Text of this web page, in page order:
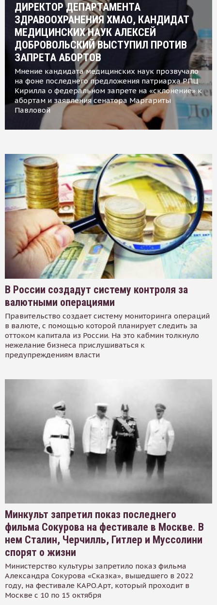
ДИРЕКТОР ДЕПАРТАМЕНТА
ЗДРАВООХРАНЕНИЯ ХМАО, КАНДИДАТ
МЕДИЦИНСКИХ НАУК АЛЕКСЕЙ
ДОБРОВОЛЬСКИЙ ВЫСТУПИЛ ПРОТИВ
ЗАПРЕТА АБОРТОВ
Мнение кандидата медицинских наук прозвучало
на фоне последнего предложения патриарха РПЦ
Кирилла о федеральном запрете на «склонение» к
абортам и заявления сенатора Маргариты
Павловой
В России создадут систему контроля за
валютными операциями
Правительство создает систему мониторинга операций
в валюте, с помощью которой планирует следить за
оттоком капитала из России. На это кабмин толкнуло
нежелание бизнеса прислушиваться к
предупреждениям власти
Минкульт запретил показ последнего
фильма Сокурова на фестивале в Москве. В
нем Сталин, Черчилль, Гитлер и Муссолини
спорят о жизни
Министерство культуры запретило показ фильма
Александра Сокурова «Сказка», вышедшего в 2022
году, на фестивале КАРО.Арт, который проходит в
Москве с 10 по 15 октября